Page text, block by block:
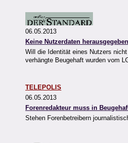
06.05.2013
Keine Nutzerdaten
Will die Identität eines Nutzers
verhängte Beugehaft wurden vom
TELEPOLIS
06.05.2013
Forenredakteur muss in
Stehen Forenbetreibern